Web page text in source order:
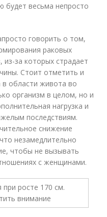
будет весьма непросто
говорить о том,
раковых
из-за которых страдает
Стоит отметить и
области живота во
организм в целом, но и
нагрузка и
последствиям.
снижение
незамедлительно
чтобы не вызывать
с женщинами.